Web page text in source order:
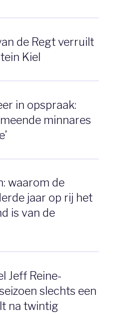
de Regt verruilt
Kiel
in opspraak:
minnares
waarom de
jaar op rij het
is van de
Jeff Reine-
slechts een
na twintig